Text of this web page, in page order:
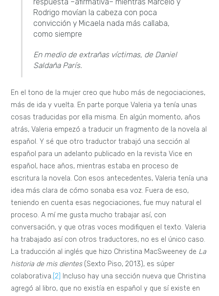
Rodrigo movían la cabeza con poca
convicción y Micaela nada más callaba,
como siempre
En medio de extrañas víctimas, de Daniel
Saldaña París.
En el tono de la mujer creo que hubo más de negociaciones,
más de ida y vuelta. En parte porque Valeria ya tenía unas
cosas traducidas por ella misma. En algún momento, años
atrás, Valeria empezó a traducir un fragmento de la novela al
español. Y sé que otro traductor trabajó una sección al
español para un adelanto publicado en la revista Vice en
español, hace años, mientras estaba en proceso de
escritura la novela. Con esos antecedentes, Valeria tenía una
idea más clara de cómo sonaba esa voz. Fuera de eso,
teniendo en cuenta esas negociaciones, fue muy natural el
proceso. A mí me gusta mucho trabajar así, con
conversación, y que otras voces modifiquen el texto. Valeria
ha trabajado así con otros traductores, no es el único caso.
La traducción al inglés que hizo Christina MacSweeney de La
historia de mis dientes (Sexto Piso, 2013), es súper
colaborativa. [2]
Incluso hay una sección nueva que Christina
agregó al libro, que no existía en español y que sí existe en